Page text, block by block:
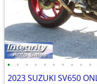
• • • • • • • • • •